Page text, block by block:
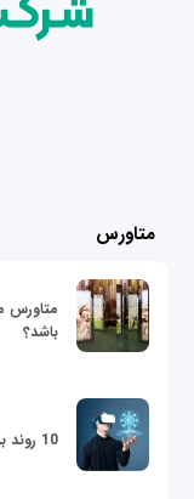
متاورس
متاورس
باشد؟
10 روند برتر تجارت و فناوری در سال 2022